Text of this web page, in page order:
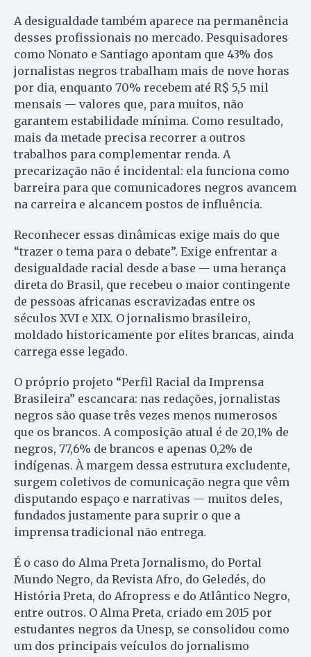
A desigualdade também aparece na permanência
desses profissionais no mercado. Pesquisadores
como Nonato e Santiago apontam que 43% dos
jornalistas negros trabalham mais de nove horas
por dia, enquanto 70% recebem até R$ 5,5 mil
mensais — valores que, para muitos, não
garantem estabilidade mínima. Como resultado,
mais da metade precisa recorrer a outros
trabalhos para complementar renda. A
precarização não é incidental: ela funciona como
barreira para que comunicadores negros avancem
na carreira e alcancem postos de influência.
Reconhecer essas dinâmicas exige mais do que
“trazer o tema para o debate”. Exige enfrentar a
desigualdade racial desde a base — uma herança
direta do Brasil, que recebeu o maior contingente
de pessoas africanas escravizadas entre os
séculos XVI e XIX. O jornalismo brasileiro,
moldado historicamente por elites brancas, ainda
carrega esse legado.
O próprio projeto “Perfil Racial da Imprensa
Brasileira” escancara: nas redações, jornalistas
negros são quase três vezes menos numerosos
que os brancos. A composição atual é de 20,1% de
negros, 77,6% de brancos e apenas 0,2% de
indígenas. À margem dessa estrutura excludente,
surgem coletivos de comunicação negra que vêm
disputando espaço e narrativas — muitos deles,
fundados justamente para suprir o que a
imprensa tradicional não entrega.
É o caso do Alma Preta Jornalismo, do Portal
Mundo Negro, da Revista Afro, do Geledés, do
História Preta, do Afropress e do Atlântico Negro,
entre outros. O Alma Preta, criado em 2015 por
estudantes negros da Unesp, se consolidou como
um dos principais veículos do jornalismo